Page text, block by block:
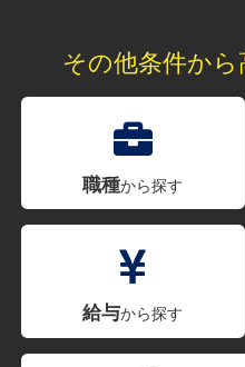
その他条件か
職種から探す
給与から探す